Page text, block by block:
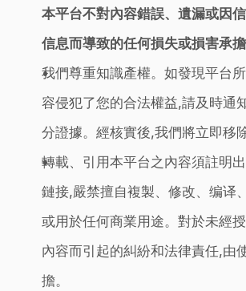
本平台不對內容錯誤、遺漏或因
信息而導致的任何損失或損害承擔
我們尊重知識產權。如發現平台
容侵犯了您的合法權益,請及時通
分證據。經核實後,我們將立即移
轉載、引用本平台之內容須註明
鏈接,嚴禁擅自複製、修改、编译
或用於任何商業用途。對於未經
內容而引起的糾紛和法律責任,由
擔。